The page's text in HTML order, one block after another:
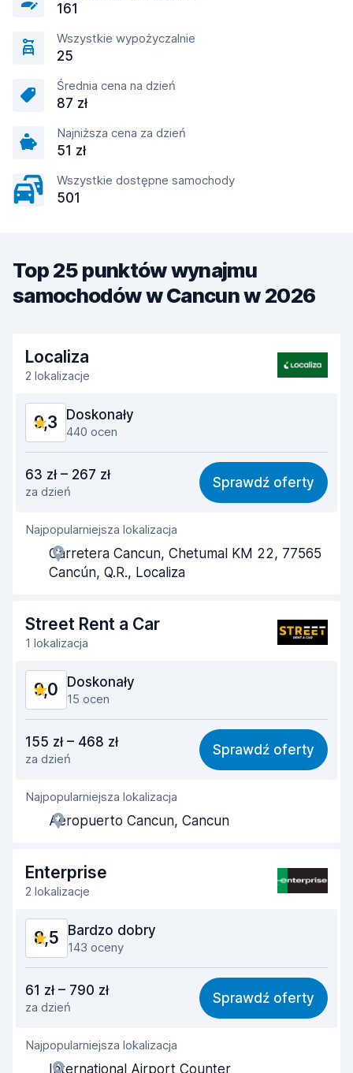
161
Wszystkie wypożyczalnie
25
Średnia cena na dzień
87 zł
Najniższa cena za dzień
51 zł
Wszystkie dostępne samochody
501
Top 25 punktów wynajmu
samochodów w Cancun w 2026
Localiza
2 lokalizacje
9,3 Doskonały
440 ocen
9,2
Łatwość znalezienia 9,3
Pomocność przedstawiciela
Szybkość odbioru
Czystość samochodu 9,6
Stan samochodu
63 zł – 267 zł
za dzień
Sprawdź oferty
Najpopularniejsza lokalizacja
Carretera Cancun, Chetumal KM 22, 77565
Cancún, Q.R., Localiza
Street Rent a Car
1 lokalizacja
9,0 Doskonały
15 ocen
8,3
Łatwość znalezienia 9,3
Pomocność przedstawiciela
Szybkość odbioru
Szybkość zwrotu 9,6
Czystość samochodu
Stan samochodu
155 zł – 468 zł
za dzień
Sprawdź oferty
Najpopularniejsza lokalizacja
Aeropuerto Cancun, Cancun
Enterprise
2 lokalizacje
8,5 Bardzo dobry
143 oceny
7,7
Łatwość znalezienia 8,9
Pomocność przedstawiciela
61 zł – 790 zł
za dzień
Sprawdź oferty
Najpopularniejsza lokalizacja
International Airport Counter